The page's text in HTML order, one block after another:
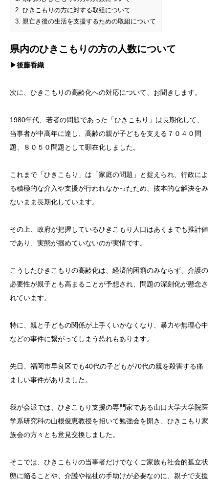
2. ひきこもりの方に対する取組について
3. 親亡き後の生活を支援するための取組について
県内のひきこもりの方の人数について
▶後藤香織
次に、ひきこもりの高齢化への対応について、お聞きします。
1980年代、若者の問題であった「ひきこもり」は長期化して、
当事者が中高年に達し、高齢の親が子どもを支える７０４０問
題、８０５０問題として顕在化しました。
これまで「ひきこもり」は「家庭の問題」と捉えられ、行政によ
る積極的な介入や支援が行われなかったため、抜本的な解決をみ
ないまま長期化しています。
その上、政府が把握しているひきこもり人口はあくまでも推計値
であり、実態が掴めていないのが実情です。
こうしたひきこもりの高齢化は、経済的困窮のみならず、介護の
必要性が親子とも高まることが予想され、問題の深刻化が懸念さ
れています。
特に、親と子どもの関係が上手くいかなくなり、暴力や無理心中
などの事件に繋がってしまう恐れもあります。
先日、福岡市早良区でも40代の子どもが70代の親を殺害する痛
ましい事件がありました。
我が会派では、ひきこもり支援の専門家である山口大学大学院医
学系研究科の山根俊恵教授を招いて勉強会を開き、ひきこもり家
族会の方々とも意見交換しました。
そこでは、ひきこもりの当事者だけでなくご家族も社会的孤立状
態に陥ることや、介護や福祉の手助けが必要なのに、親子で支援